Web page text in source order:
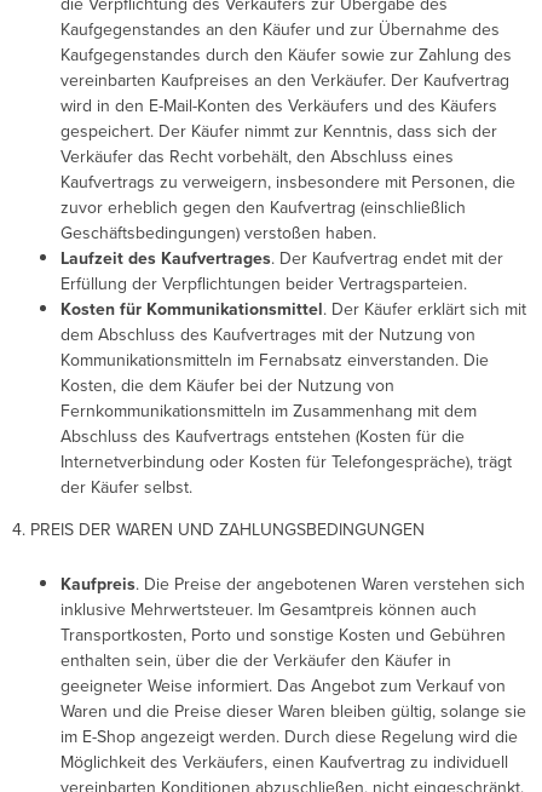
Kaufgegenstandes an den Käufer und zur Übernahme des
Kaufgegenstandes durch den Käufer sowie zur Zahlung des
vereinbarten Kaufpreises an den Verkäufer. Der Kaufvertrag
wird in den E-Mail-Konten des Verkäufers und des Käufers
gespeichert. Der Käufer nimmt zur Kenntnis, dass sich der
Verkäufer das Recht vorbehält, den Abschluss eines
Kaufvertrags zu verweigern, insbesondere mit Personen, die
zuvor erheblich gegen den Kaufvertrag (einschließlich
Geschäftsbedingungen) verstoßen haben.
Laufzeit des Kaufvertrages. Der Kaufvertrag endet mit der
Erfüllung der Verpflichtungen beider Vertragsparteien.
Kosten für Kommunikationsmittel. Der Käufer erklärt sich mit
dem Abschluss des Kaufvertrages mit der Nutzung von
Kommunikationsmitteln im Fernabsatz einverstanden. Die
Kosten, die dem Käufer bei der Nutzung von
Fernkommunikationsmitteln im Zusammenhang mit dem
Abschluss des Kaufvertrags entstehen (Kosten für die
Internetverbindung oder Kosten für Telefongespräche), trägt
der Käufer selbst.
4. PREIS DER WAREN UND ZAHLUNGSBEDINGUNGEN
Kaufpreis. Die Preise der angebotenen Waren verstehen sich
inklusive Mehrwertsteuer. Im Gesamtpreis können auch
Transportkosten, Porto und sonstige Kosten und Gebühren
enthalten sein, über die der Verkäufer den Käufer in
geeigneter Weise informiert. Das Angebot zum Verkauf von
Waren und die Preise dieser Waren bleiben gültig, solange sie
im E-Shop angezeigt werden. Durch diese Regelung wird die
Möglichkeit des Verkäufers, einen Kaufvertrag zu individuell
vereinbarten Konditionen abzuschließen, nicht eingeschränkt.